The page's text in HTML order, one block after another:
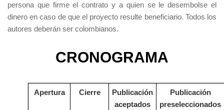
persona que firme el contrato y a quien se le desembolse el
dinero en caso de que el proyecto resulte beneficiario. Todos los
autores deberán ser colombianos.
CRONOGRAMA
Apertura Cierre
Publicación
aceptados
Publicación
preseleccionados